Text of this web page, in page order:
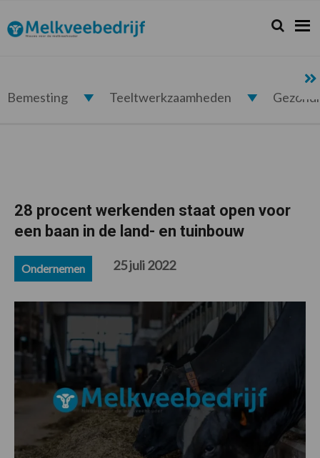
de
hoofdnavigatie
de
hoofd
de
eerste
de
voettekst
Melkveebedrijf.nl Zoeken...
Zoek
Bemesting Teeltwerkzaamheden
28 procent werkenden staat open voor
een baan in de land- en tuinbouw
Ondernemen 25 juli 2022